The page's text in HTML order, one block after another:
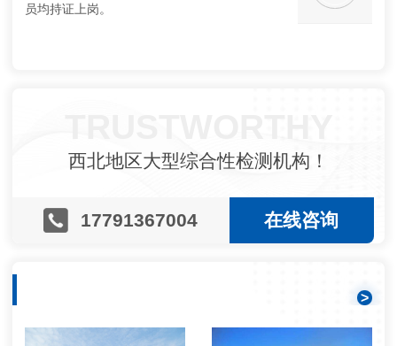
员均持证上岗。
50多个大类、300多个
西北地区大型综合性检测机构！
17791367004 在线咨询
>